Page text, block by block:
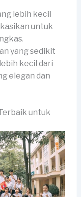
lebih kecil
untuk
yang sedikit
kecil dari
elegan dan
untuk